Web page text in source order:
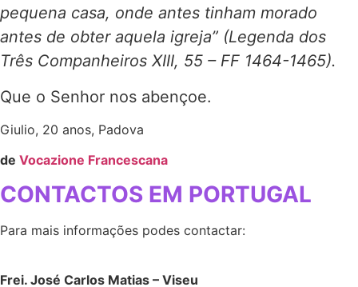
pequena casa, onde antes tinham morado
antes de obter aquela igreja” (Legenda dos
Três Companheiros XIII, 55 – FF 1464-1465).
Que o Senhor nos abençoe.
Giulio, 20 anos, Padova
de Vocazione Francescana
CONTACTOS EM PORTUGAL
Para mais informações podes contactar:
Frei. José Carlos Matias – Viseu